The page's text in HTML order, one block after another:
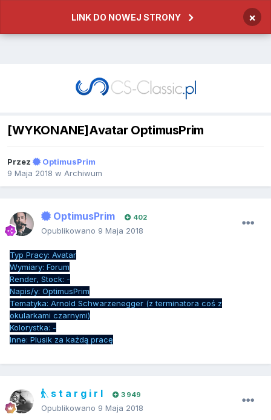
LINK DO NOWEJ STRONY ×
[WYKONANE]Avatar OptimusPrim
Przez
OptimusPrim
9 Maja 2018 w Archiwum
OptimusPrim 402
Opublikowano 9 Maja 2018
Typ Pracy: Avatar
Wymiary: Forum
Render, Stock: -
Napis/y: OptimusPrim
Tematyka: Arnold Schwarzenegger (z terminatora coś z
okularkami czarnymi)
Kolorystka: -
Inne: Plusik za każdą pracę
s t a r g i r l 3 949
Opublikowano 9 Maja 2018